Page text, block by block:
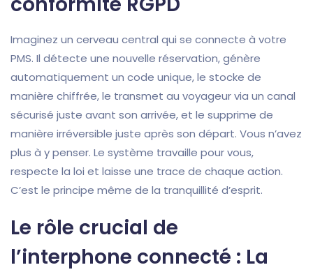
Imaginez un cerveau central qui se connecte à votre
PMS. Il détecte une nouvelle réservation, génère
automatiquement un code unique, le stocke de
manière chiffrée, le transmet au voyageur via un canal
sécurisé juste avant son arrivée, et le supprime de
manière irréversible juste après son départ. Vous n’avez
plus à y penser. Le système travaille pour vous,
respecte la loi et laisse une trace de chaque action.
C’est le principe même de la tranquillité d’esprit.
Le rôle crucial de
l’interphone connecté : La